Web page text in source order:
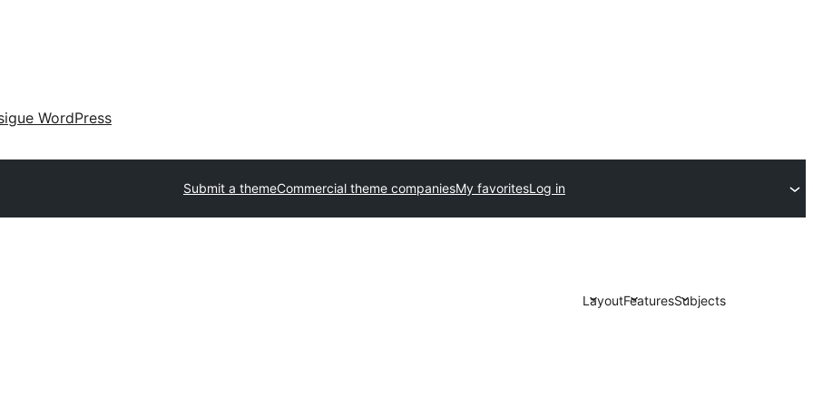
WordPress
Submit a themeCommercial theme companiesMy favoritesLog in
LayoutFeaturesSubjects